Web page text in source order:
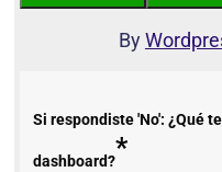
By
Si respondiste 'No': ¿Qué
dashboard?*